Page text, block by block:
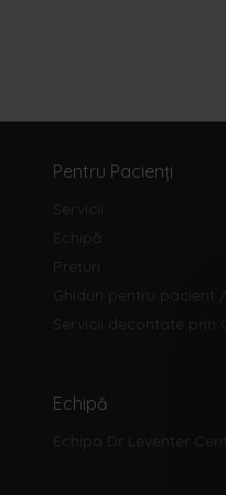
Pentru Pacienți
Servicii
Echipă
Preturi
Ghiduri pentru pacient
Servicii decontate prin
Echipă
Echipa Dr Leventer